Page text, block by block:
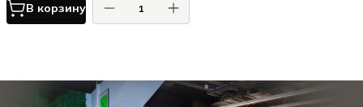
В корзину